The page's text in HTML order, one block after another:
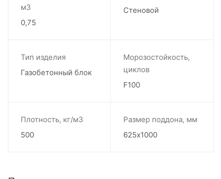
м3
0,75
Стеновой
Тип изделия
Газобетонный блок
Морозостойкость,
циклов
F100
Плотность, кг/м3
500
Размер поддона, мм
625х1000